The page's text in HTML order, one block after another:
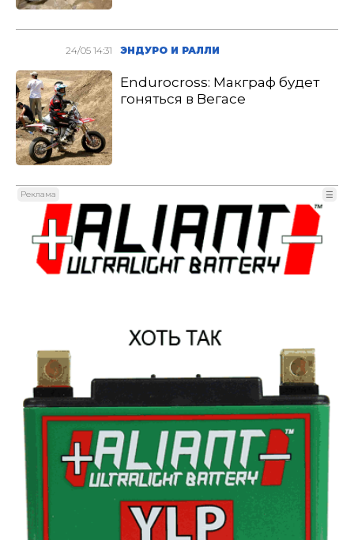
24/05 14:31 ЭНДУРО И РАЛЛИ
Endurocross: Макграф будет
гоняться в Вегасе
Реклама ☰